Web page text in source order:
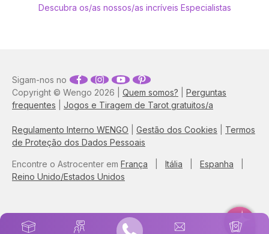
Descubra os/as nossos/as incríveis Especialistas
Copyright © Wengo 2026 | Quem somos?
Perguntas
frequentes
Jogos e Tiragem de Tarot gratuitos/a
Regulamento Interno WENGO Gestão dos Cookies
Termos
de Proteção dos Dados Pessoais
Sigam-nos no
Encontre o Astrocenter em França Itália Espanha
Reino Unido/Estados Unidos